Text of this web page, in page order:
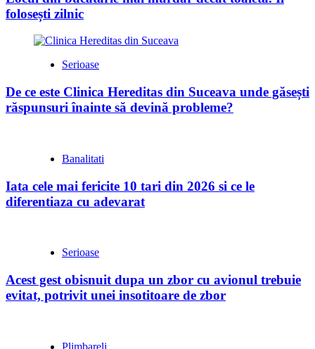
folosești zilnic
Serioase
De ce este Clinica Hereditas din Suceava unde găsești
răspunsuri înainte să devină probleme?
Banalitati
Iata cele mai fericite 10 tari din 2026 si ce le
diferentiaza cu adevarat
Serioase
Acest gest obisnuit dupa un zbor cu avionul trebuie
evitat, potrivit unei insotitoare de zbor
Plimbareli